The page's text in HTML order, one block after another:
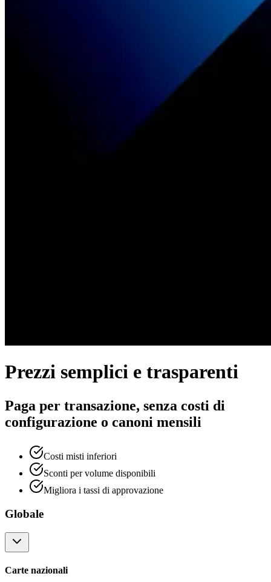
Prezzi semplici e trasparenti
Paga per transazione, senza costi di
configurazione o canoni mensili
Costi misti inferiori
Sconti per volume disponibili
Migliora i tassi di approvazione
Globale
Carte nazionali